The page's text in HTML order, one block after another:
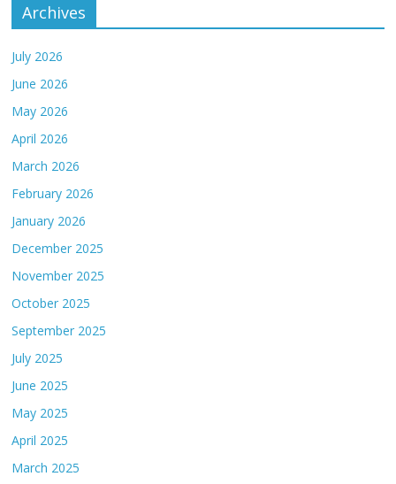
Archives
July 2026
June 2026
May 2026
April 2026
March 2026
February 2026
January 2026
December 2025
November 2025
October 2025
September 2025
July 2025
June 2025
May 2025
April 2025
March 2025